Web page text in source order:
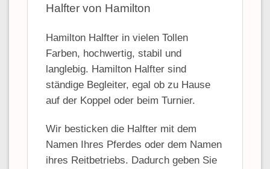
Halfter von Hamilton
Hamilton Halfter in vielen Tollen
Farben, hochwertig, stabil und
langlebig. Hamilton Halfter sind
ständige Begleiter, egal ob zu Hause
auf der Koppel oder beim Turnier.
Wir besticken die Halfter mit dem
Namen Ihres Pferdes oder dem Namen
ihres Reitbetriebs. Dadurch geben Sie